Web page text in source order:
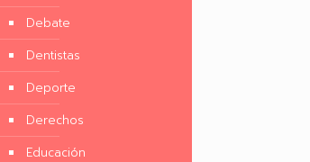
Debate
Dentistas
Deporte
Derechos
Educación